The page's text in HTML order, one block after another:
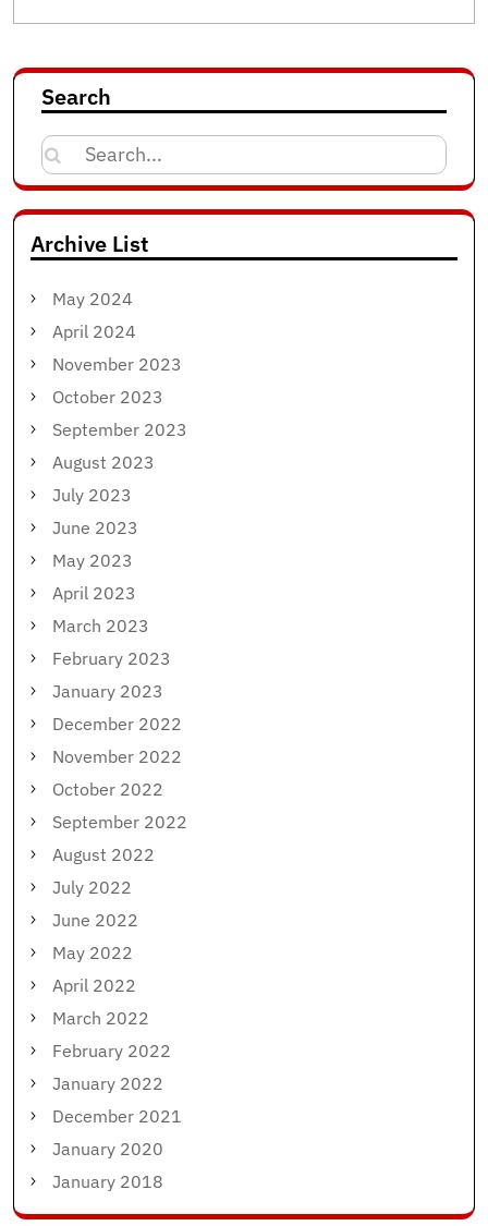
Search
Search
for:
Archive List
May 2024
April 2024
November 2023
October 2023
September 2023
August 2023
July 2023
June 2023
May 2023
April 2023
March 2023
February 2023
January 2023
December 2022
November 2022
October 2022
September 2022
August 2022
July 2022
June 2022
May 2022
April 2022
March 2022
February 2022
January 2022
December 2021
January 2020
January 2018